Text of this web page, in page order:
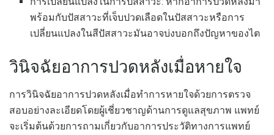
พร้อมกับปัสสาวะที่เจ็บปวดเลือดในปัสสาวะหรือการ
เปลี่ยนแปลงในสีปัสสาวะมันอาจบ่งบอกถึงปัญหาของไต
วินิจฉัยอาการปวดหลังเมื่อหายใจ
การวินิจฉัยอาการปวดหลังเมื่อทำการหายใจด้วยการตรวจ
สอบอย่างละเอียดโดยผู้เชี่ยวชาญด้านการดูแลสุขภาพ แพทย์
จะเริ่มต้นด้วยการถามเกี่ยวกับอาการประวัติทางการแพทย์